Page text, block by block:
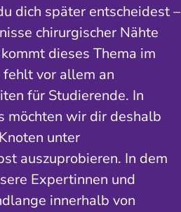
dich später entscheidest –
chirurgischer Nähte
dieses Thema im
fehlt vor allem an
für Studierende. In
möchten wir dir deshalb
unter
auszuprobieren. In dem
Expertinnen und
innerhalb von